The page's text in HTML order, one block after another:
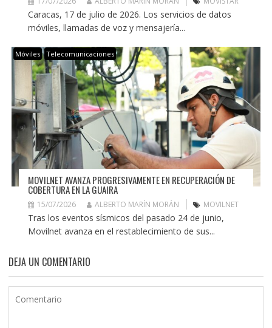
Caracas, 17 de julio de 2026. Los servicios de datos
móviles, llamadas de voz y mensajería...
Móviles Telecomunicaciones
MOVILNET AVANZA PROGRESIVAMENTE EN RECUPERACIÓN DE
COBERTURA EN LA GUAIRA
15/07/2026 ALBERTO MARÍN MORÁN MOVILNET
Tras los eventos sísmicos del pasado 24 de junio,
Movilnet avanza en el restablecimiento de sus...
DEJA UN COMENTARIO